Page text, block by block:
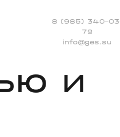
8 (985) 340-
79
info@ges.su
и